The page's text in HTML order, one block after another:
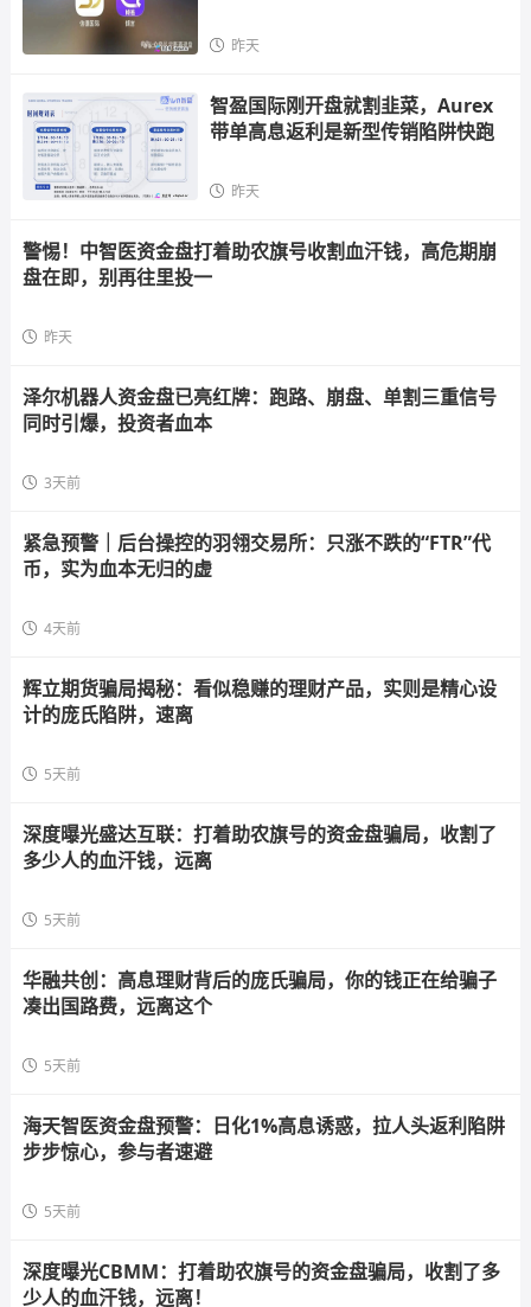
昨天
智盈国际刚开盘就割韭菜，Aurex
带单高息返利是新型传销陷阱快跑
昨天
警惕！中智医资金盘打着助农旗号收割血汗钱，高危期崩
盘在即，别再往里投一
昨天
泽尔机器人资金盘已亮红牌：跑路、崩盘、单割三重信号
同时引爆，投资者血本
3天前
紧急预警｜后台操控的羽翎交易所：只涨不跌的“FTR”代
币，实为血本无归的虚
4天前
辉立期货骗局揭秘：看似稳赚的理财产品，实则是精心设
计的庞氏陷阱，速离
5天前
深度曝光盛达互联：打着助农旗号的资金盘骗局，收割了
多少人的血汗钱，远离
5天前
华融共创：高息理财背后的庞氏骗局，你的钱正在给骗子
凑出国路费，远离这个
5天前
海天智医资金盘预警：日化1%高息诱惑，拉人头返利陷阱
步步惊心，参与者速避
5天前
深度曝光CBMM：打着助农旗号的资金盘骗局，收割了多
少人的血汗钱，远离！